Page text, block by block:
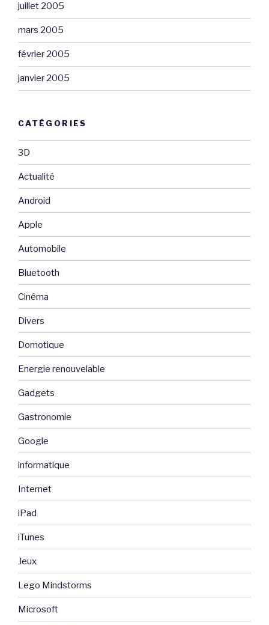
juillet 2005
mars 2005
février 2005
janvier 2005
CATÉGORIES
3D
Actualité
Android
Apple
Automobile
Bluetooth
Cinéma
Divers
Domotique
Energie renouvelable
Gadgets
Gastronomie
Google
informatique
Internet
iPad
iTunes
Jeux
Lego Mindstorms
Microsoft